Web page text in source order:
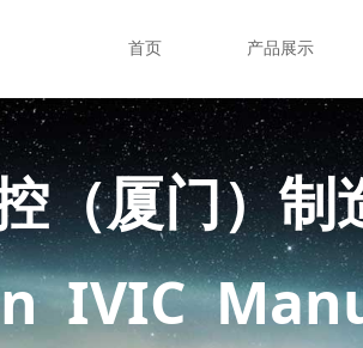
首页 产品展示
（厦门）制
IVIC